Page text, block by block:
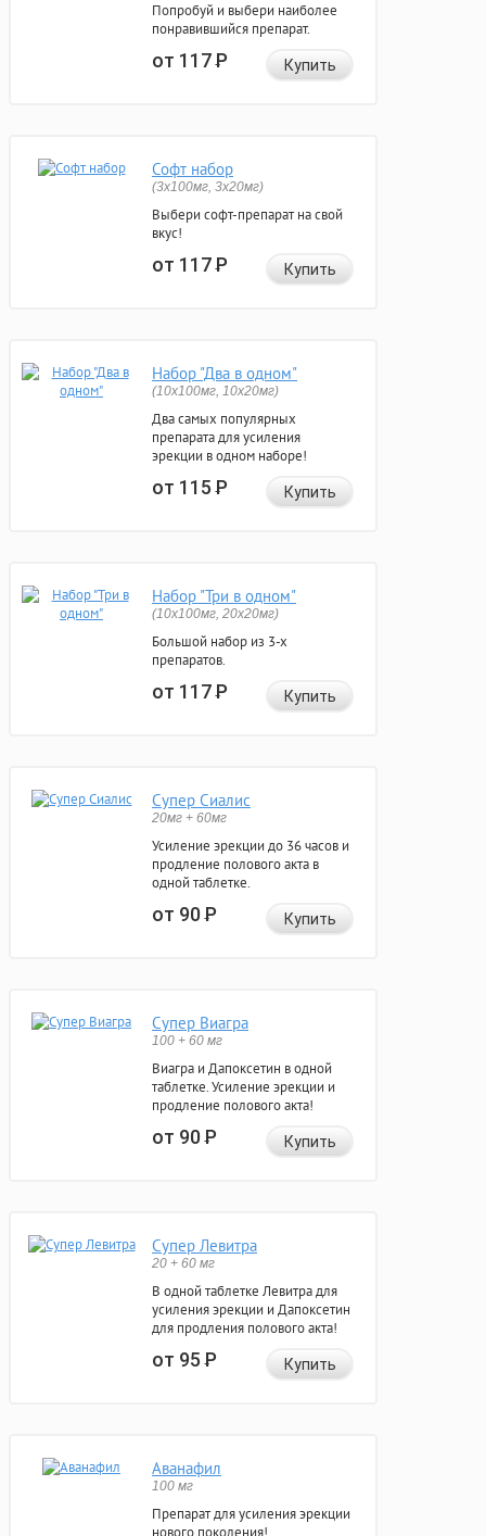
Попробуй и выбери наиболее
понравившийся препарат.
от 117Р Купить
Софт набор
(3x100мг, 3x20мг)
Выбери софт-препарат на свой
вкус!
от 117Р Купить
Набор "Два в одном"
(10x100мг, 10x20мг)
Два самых популярных
препарата для усиления
эрекции в одном наборе!
от 115Р Купить
Набор "Три в одном"
(10x100мг, 20x20мг)
Большой набор из 3-х
препаратов.
от 117Р Купить
Супер Сиалис
20мг + 60мг
Усиление эрекции до 36 часов и
продление полового акта в
одной таблетке.
от 90Р Купить
Супер Виагра
100 + 60 мг
Виагра и Дапоксетин в одной
таблетке. Усиление эрекции и
продление полового акта!
от 90Р Купить
Супер Левитра
20 + 60 мг
В одной таблетке Левитра для
усиления эрекции и Дапоксетин
для продления полового акта!
от 95Р Купить
Аванафил
100 мг
Препарат для усиления эрекции